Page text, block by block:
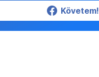
Követem!